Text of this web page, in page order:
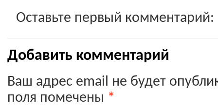
Оставьте первый комментарий:
Добавить комментарий
Ваш адрес email не будет
поля помечены *